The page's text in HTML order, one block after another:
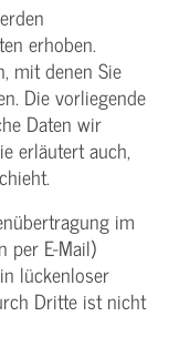
erhoben.
mit denen Sie
Die vorliegende
Daten wir
erläutert auch,
im
per E-Mail)
lückenloser
Dritte ist nicht